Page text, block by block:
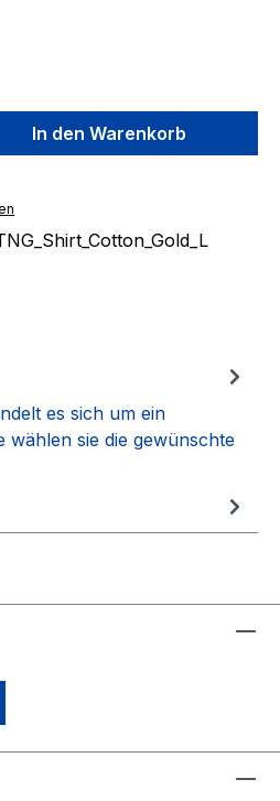
nicht verfügbar.)
Gib den
In den Warenkorb
es sich um ein
wählen sie die gewünschte